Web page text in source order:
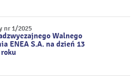
nr 1/2025
Walnego
ENEA S.A. na dzień 13